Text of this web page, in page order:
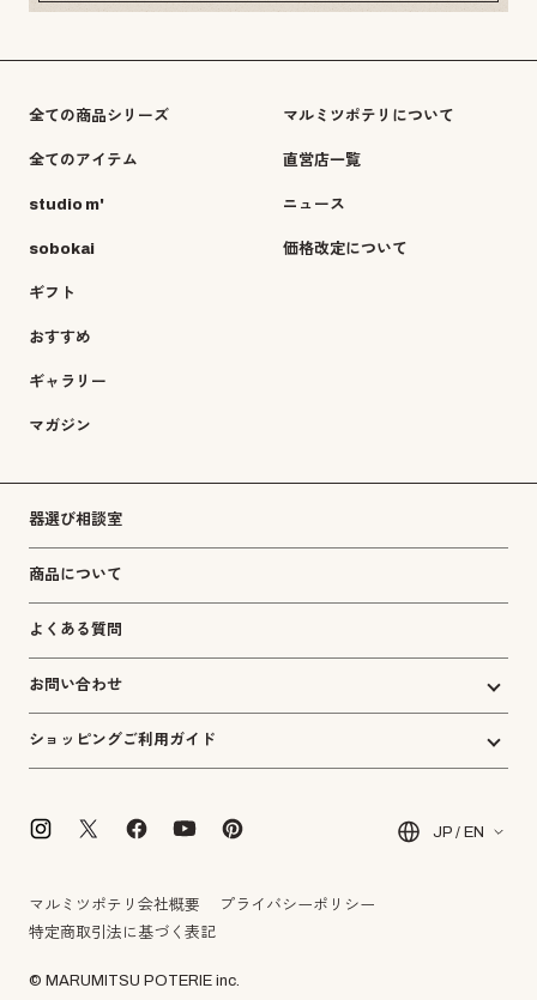
全ての商品シリーズ
全てのアイテム
studio m'
sobokai
ギフト
おすすめ
ギャラリー
マガジン
マルミツポテリについて
直営店一覧
ニュース
価格改定について
器選び相談室
商品について
よくある質問
お問い合わせ
ショッピングご利用ガイド
JP / EN
マルミツポテリ会社概要
プライバシーポリシー
特定商取引法に基づく表記
© MARUMITSU POTERIE inc.